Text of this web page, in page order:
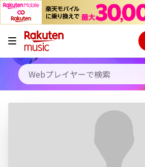
キャンペーン
料金プラン
使い方 ご